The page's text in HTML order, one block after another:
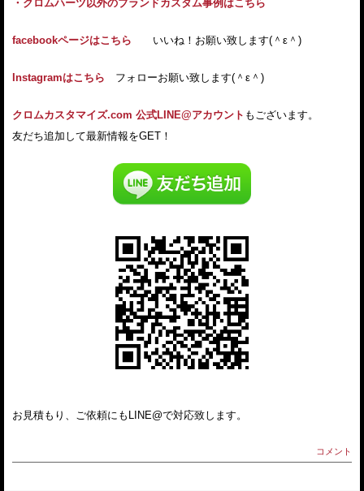
・クロムハーツ以外のブランドカスタム事例はこちら
facebookページはこちら いいね！お願い致します(＾ε＾)
Instagramはこちら フォローお願い致します(＾ε＾)
クロムカスタマイズ.com 公式LINE@アカウント もございます。
友だち追加して最新情報をGET！
お見積もり、ご依頼にもLINE@で対応致します。
コメント